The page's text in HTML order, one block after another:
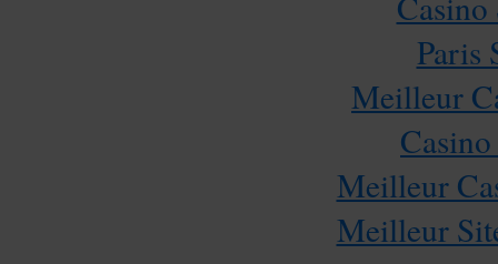
Paris
Meilleur
Meilleur
Meilleur